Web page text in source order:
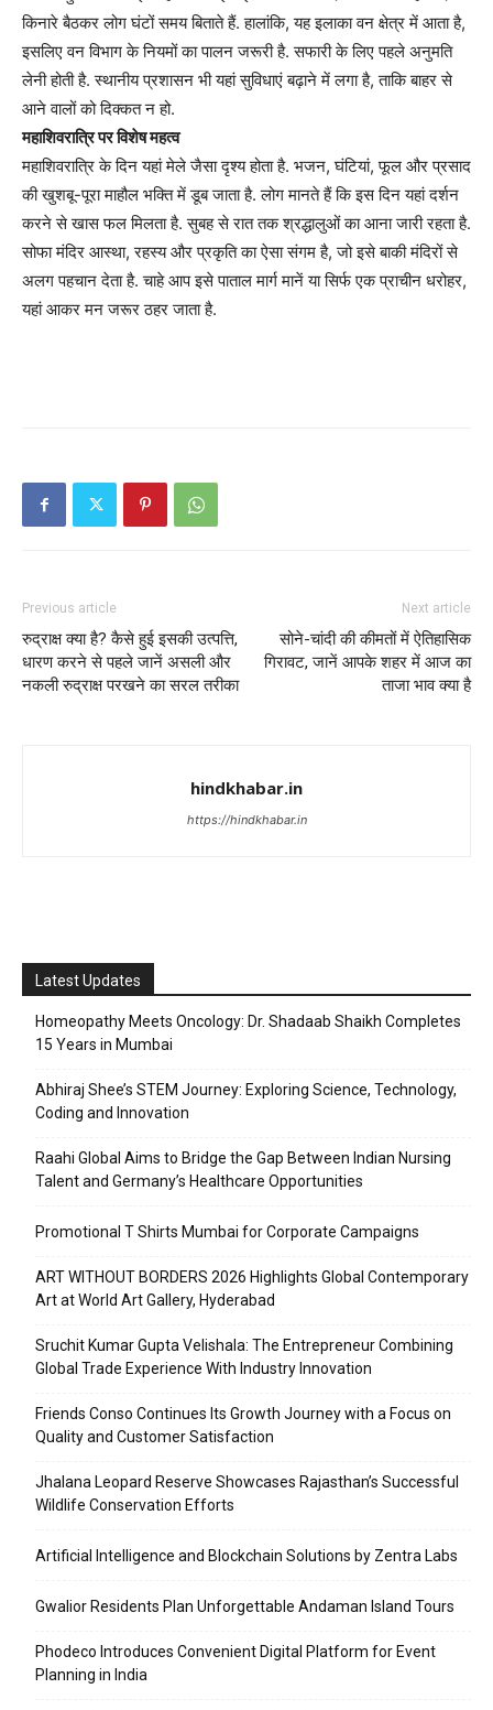
किनारे बैठकर लोग घंटों समय बिताते हैं. हालांकि, यह इलाका वन क्षेत्र में आता है,
इसलिए वन विभाग के नियमों का पालन जरूरी है. सफारी के लिए पहले अनुमति
लेनी होती है. स्थानीय प्रशासन भी यहां सुविधाएं बढ़ाने में लगा है, ताकि बाहर से
आने वालों को दिक्कत न हो.
महाशिवरात्रि पर विशेष महत्व
महाशिवरात्रि के दिन यहां मेले जैसा दृश्य होता है. भजन, घंटियां, फूल और प्रसाद
की खुशबू-पूरा माहौल भक्ति में डूब जाता है. लोग मानते हैं कि इस दिन यहां दर्शन
करने से खास फल मिलता है. सुबह से रात तक श्रद्धालुओं का आना जारी रहता है.
सोफा मंदिर आस्था, रहस्य और प्रकृति का ऐसा संगम है, जो इसे बाकी मंदिरों से
अलग पहचान देता है. चाहे आप इसे पाताल मार्ग मानें या सिर्फ एक प्राचीन धरोहर,
यहां आकर मन जरूर ठहर जाता है.
Previous article
रुद्राक्ष क्या है? कैसे हुई इसकी उत्पत्ति,
धारण करने से पहले जानें असली और
नकली रुद्राक्ष परखने का सरल तरीका
Next article
सोने-चांदी की कीमतों में ऐतिहासिक
गिरावट, जानें आपके शहर में आज का
ताजा भाव क्या है
hindkhabar.in
https://hindkhabar.in
Latest Updates
Homeopathy Meets Oncology: Dr. Shadaab Shaikh Completes
15 Years in Mumbai
Abhiraj Shee’s STEM Journey: Exploring Science, Technology,
Coding and Innovation
Raahi Global Aims to Bridge the Gap Between Indian Nursing
Talent and Germany’s Healthcare Opportunities
Promotional T Shirts Mumbai for Corporate Campaigns
ART WITHOUT BORDERS 2026 Highlights Global Contemporary
Art at World Art Gallery, Hyderabad
Sruchit Kumar Gupta Velishala: The Entrepreneur Combining
Global Trade Experience With Industry Innovation
Friends Conso Continues Its Growth Journey with a Focus on
Quality and Customer Satisfaction
Jhalana Leopard Reserve Showcases Rajasthan’s Successful
Wildlife Conservation Efforts
Artificial Intelligence and Blockchain Solutions by Zentra Labs
Gwalior Residents Plan Unforgettable Andaman Island Tours
Phodeco Introduces Convenient Digital Platform for Event
Planning in India